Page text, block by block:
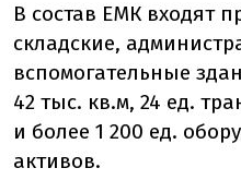
В состав ЕМК входят
складские,
вспомогательные
42 тыс. кв.м, 24 ед.
и более 1 200 ед.
активов.